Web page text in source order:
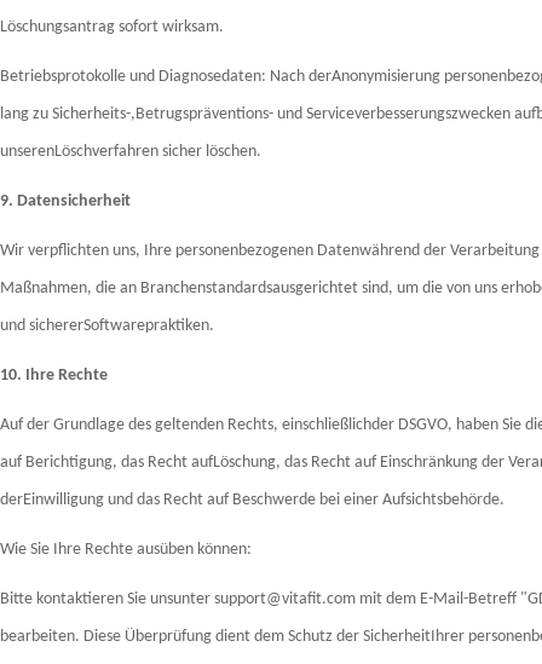
Löschungsantrag sofort wirksam.
Betriebsprotokolle und Diagnosedaten: Nach derAnonymisierung
lang zu Sicherheits-,Betrugspräventions- und Serviceverbesserungszwecken
unserenLöschverfahren sicher löschen.
9. Datensicherheit
Wir verpflichten uns, Ihre personenbezogenen Datenwährend der
Maßnahmen, die an Branchenstandardsausgerichtet sind, um die von uns
und sichererSoftwarepraktiken.
10. Ihre Rechte
Auf der Grundlage des geltenden Rechts, einschließlichder DSGVO, haben Sie
auf Berichtigung, das Recht aufLöschung, das Recht auf Einschränkung der
derEinwilligung und das Recht auf Beschwerde bei einer Aufsichtsbehörde.
Wie Sie Ihre Rechte ausüben können:
Bitte kontaktieren Sie unsunter support@vitafit.com mit dem E-Mail-Betreff
bearbeiten. Diese Überprüfung dient dem Schutz der SicherheitIhrer